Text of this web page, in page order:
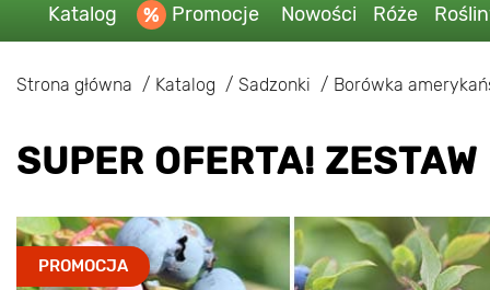
Katalog Promocje Nowości Róże
Strona główna Katalog Sadzonki Borówka
SUPER OFERTA!
PROMOCJA